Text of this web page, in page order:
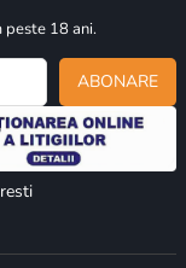
18 ani.
ABONARE